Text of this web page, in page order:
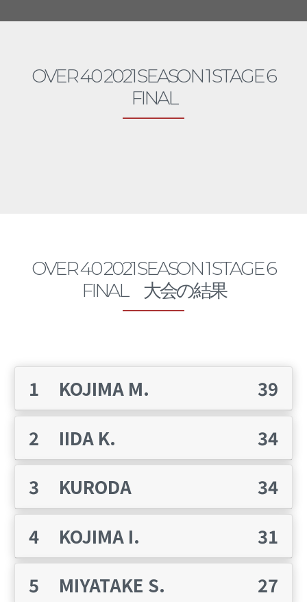
2021
SEASON 1
- 3月
完了
OVER 40 2021 SEASON 1 STAGE 6
FINAL
OVER 40 2021 SEASON 1 STAGE 6
FINAL 大会の結果
1 KOJIMA M.
39
2
IIDA K.
34
3
KURODA
34
4
KOJIMA I.
31
5
MIYATAKE S.
27